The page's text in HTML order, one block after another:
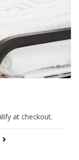
at checkout.